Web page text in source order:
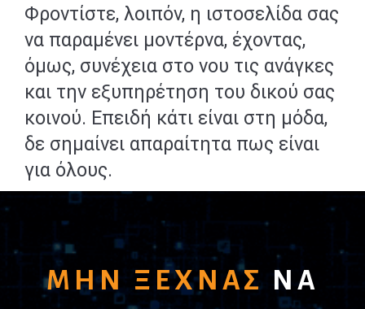
Φροντίστε, λοιπόν, η ιστοσελίδα σας
να παραμένει μοντέρνα, έχοντας,
όμως, συνέχεια στο νου τις ανάγκες
και την εξυπηρέτηση του δικού σας
κοινού. Επειδή κάτι είναι στη μόδα,
δε σημαίνει απαραίτητα πως είναι
για όλους.
ΜΗΝ ΞΕΧΝΑΣ ΝΑ